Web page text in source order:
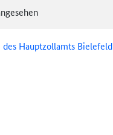
Hauptzollamts Bielefeld